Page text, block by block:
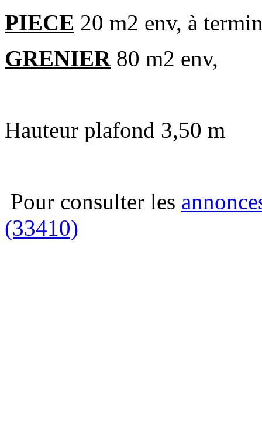
PIECE 20 m2 env, à
GRENIER80 m2 env,
Hauteur plafond 3,50 m
Pour consulter les
(33410)